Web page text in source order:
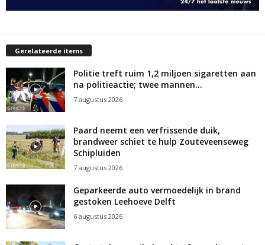
Gerelateerde items
Politie treft ruim 1,2 miljoen sigaretten aan
na politieactie; twee mannen...
7 augustus 2026
Paard neemt een verfrissende duik,
brandweer schiet te hulp Zouteveenseweg
Schipluiden
7 augustus 2026
Geparkeerde auto vermoedelijk in brand
gestoken Leehoeve Delft
6 augustus 2026